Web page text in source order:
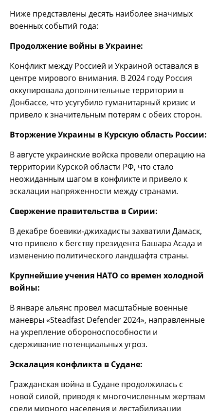
Ниже представлены десять наиболее значимых
военных событий года:
Продолжение войны в Украине:
Конфликт между Россией и Украиной оставался в
центре мирового внимания. В 2024 году Россия
оккупировала дополнительные территории в
Донбассе, что усугубило гуманитарный кризис и
привело к значительным потерям с обеих сторон.
Вторжение Украины в Курскую область России:
В августе украинские войска провели операцию на
территории Курской области РФ, что стало
неожиданным шагом в конфликте и привело к
эскалации напряженности между странами.
Свержение правительства в Сирии:
В декабре боевики-джихадисты захватили Дамаск,
что привело к бегству президента Башара Асада и
изменению политического ландшафта страны.
Крупнейшие учения НАТО со времен холодной
войны:
В январе альянс провел масштабные военные
маневры «Steadfast Defender 2024», направленные
на укрепление обороноспособности и
сдерживание потенциальных угроз.
Эскалация конфликта в Судане:
Гражданская война в Судане продолжилась с
новой силой, приводя к многочисленным жертвам
среди мирного населения и дестабилизации